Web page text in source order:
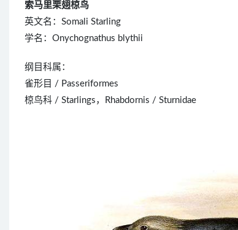
索马里栗翅椋鸟
英文名：Somali Starling
学名：Onychognathus blythii
纲目科属：
雀形目 / Passeriformes
椋鸟科 / Starlings，Rhabdornis / Sturnidae